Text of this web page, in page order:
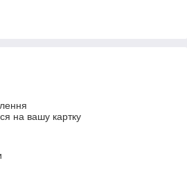
на вашу картку